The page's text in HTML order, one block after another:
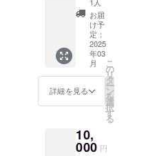
要欄で
文字の
みの紹
介予定
共通
メッ
セージ
入りポ
イン入
りポス
しい名
前を備
考欄に
お願い
しま
す） ・
掲載期
間：お
披露目
ツイー
信のみ
・掲載
お届
け予
定：
2025
年03
月
詳細を見る
こ
の
リ
タ
ー
ン
を
選
択
す
る
10,
000 円